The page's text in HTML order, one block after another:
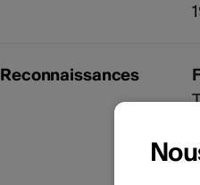
Reconnaissances